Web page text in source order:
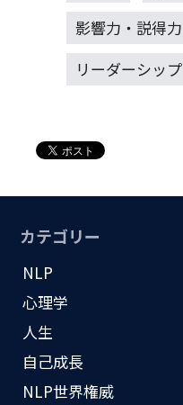
影響力・説得力
リーダーシップ
カテゴリー
NLP
心理学
人生
自己成長
NLP世界権威